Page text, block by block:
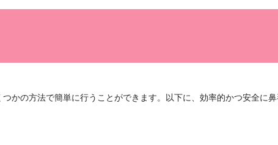
かの方法で簡単に行うことができます。以下に、効率的かつ安全に